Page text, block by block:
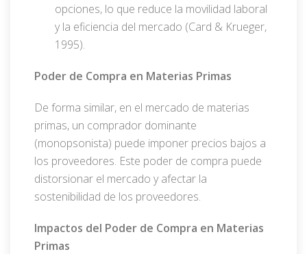
opciones, lo que reduce la movilidad laboral
y la eficiencia del mercado (Card & Krueger,
1995).
Poder de Compra en Materias Primas
De forma similar, en el mercado de materias
primas, un comprador dominante
(monopsonista) puede imponer precios bajos a
los proveedores. Este poder de compra puede
distorsionar el mercado y afectar la
sostenibilidad de los proveedores.
Impactos del Poder de Compra en Materias
Primas